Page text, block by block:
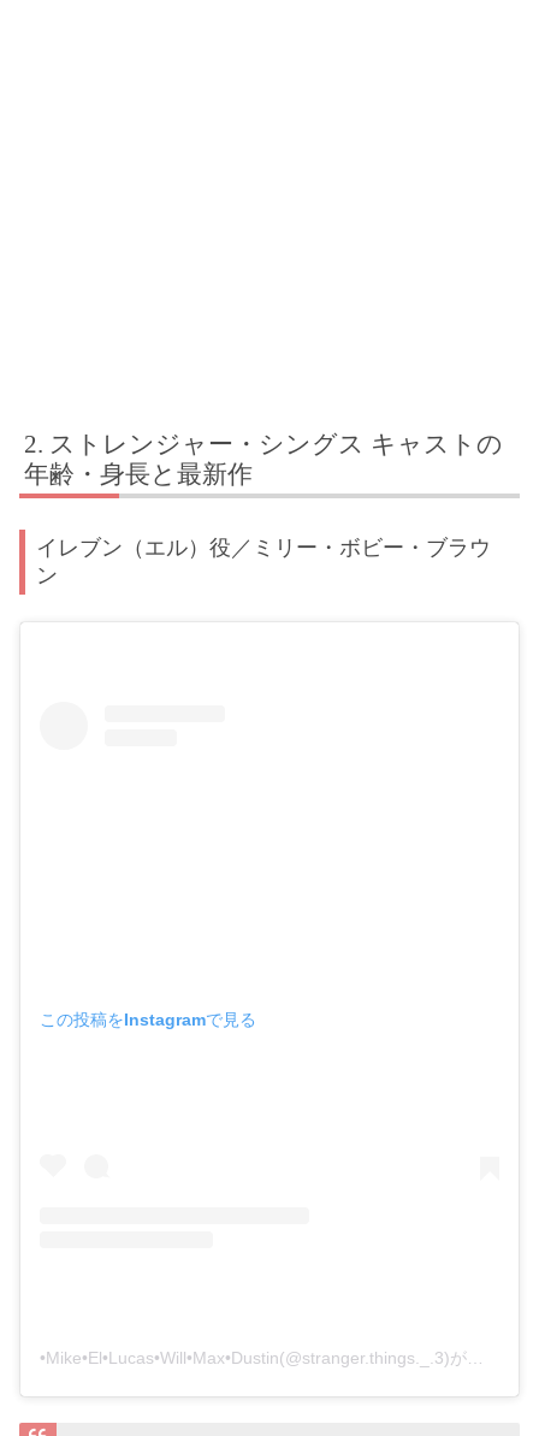
ストレンジャー・シングス キャストの
年齢・身長と最新作
イレブン（エル）役／ミリー・ボビー・ブラウ
ン
この投稿をInstagramで見る